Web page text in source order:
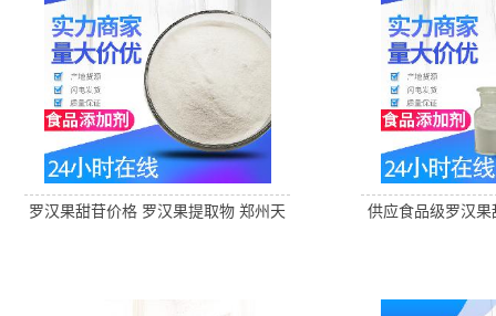
罗汉果甜苷价格 罗汉果提取物 郑州天
供应食品级罗汉